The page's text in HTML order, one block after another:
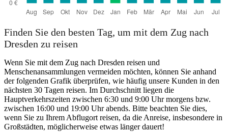
Finden Sie den besten Tag, um mit dem Zug nach
Dresden zu reisen
Wenn Sie mit dem Zug nach Dresden reisen und
Menschenansammlungen vermeiden möchten, können Sie anhand
der folgenden Grafik überprüfen, wie häufig unsere Kunden in den
nächsten 30 Tagen reisen. Im Durchschnitt liegen die
Hauptverkehrszeiten zwischen 6:30 und 9:00 Uhr morgens bzw.
zwischen 16:00 und 19:00 Uhr abends. Bitte beachten Sie dies,
wenn Sie zu Ihrem Abflugort reisen, da die Anreise, insbesondere in
Großstädten, möglicherweise etwas länger dauert!